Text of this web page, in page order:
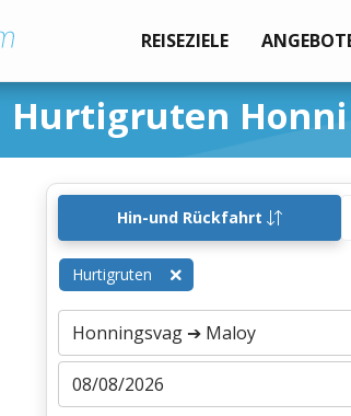
REISEZIELE
Hurtigruten
Hin-und Rückfahrt
Hurtigruten